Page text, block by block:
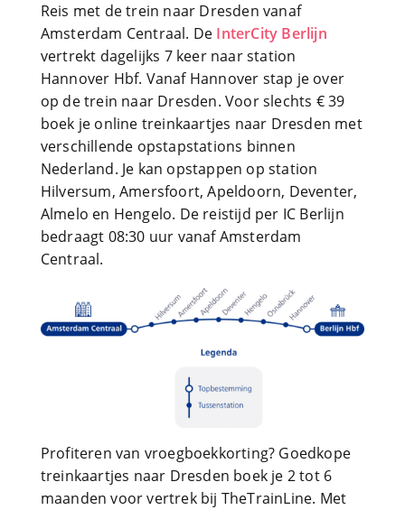
Reis met de trein naar Dresden vanaf
Amsterdam Centraal. De InterCity Berlijn
vertrekt dagelijks 7 keer naar station
Hannover Hbf. Vanaf Hannover stap je over
op de trein naar Dresden. Voor slechts € 39
boek je online treinkaartjes naar Dresden met
verschillende opstapstations binnen
Nederland. Je kan opstappen op station
Hilversum, Amersfoort, Apeldoorn, Deventer,
Almelo en Hengelo. De reistijd per IC Berlijn
bedraagt 08:30 uur vanaf Amsterdam
Centraal.
Profiteren van vroegboekkorting? Goedkope
treinkaartjes naar Dresden boek je 2 tot 6
maanden voor vertrek bij TheTrainLine. Met